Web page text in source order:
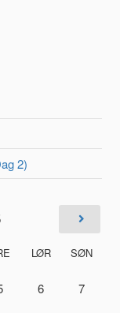
2)
LØR SØN
6 7